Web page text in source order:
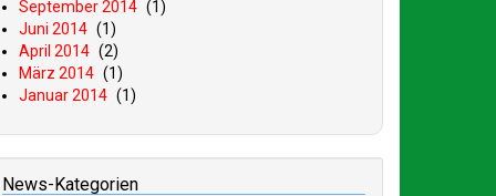
September 2014 (1)
Juni 2014 (1)
April 2014 (2)
März 2014 (1)
Januar 2014 (1)
News-Kategorien